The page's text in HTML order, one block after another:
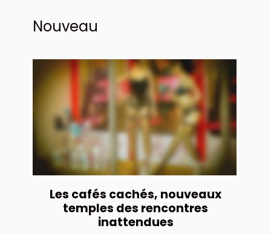
Nouveau
Les cafés cachés, nouveaux
temples des rencontres
inattendues